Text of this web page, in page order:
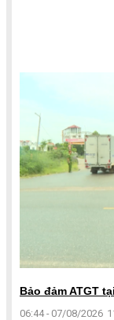
Bảo đảm ATGT
06:44 - 07/08/2026